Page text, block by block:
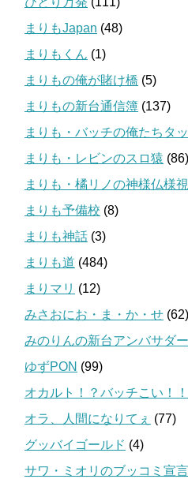
まりもJapan (48)
まりもくん (1)
まりもの俺が賭け橋 (5)
まりもの新台通信簿 (137)
まりも・バッチの俺たちタ
まりも・レビンのスロ猿 (86)
まりも・橘リノの神様仏様
まりも予備校 (8)
まりも神話 (3)
まりも道 (484)
まりマリ (12)
みさおにお・ま・か・せ (62)
みのりんの新台アンバサダー
ゆずPON (99)
オカルト！？バッチこい！！
オラ、人間になりてぇ (77)
グッバイゴールド (4)
サワ・ミオリのブッコミ宣言